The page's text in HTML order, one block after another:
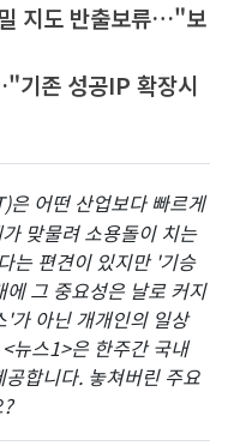
지도 반출보류…"보
기존 성공IP 확장시
은 어떤 산업보다 빠르게
맞물려 소용돌이 치는
는 편견이 있지만 '기승
그 중요성은 날로 커지
가 아닌 개개인의 일상
뉴스1>은 한주간 국내
합니다. 놓쳐버린 주요